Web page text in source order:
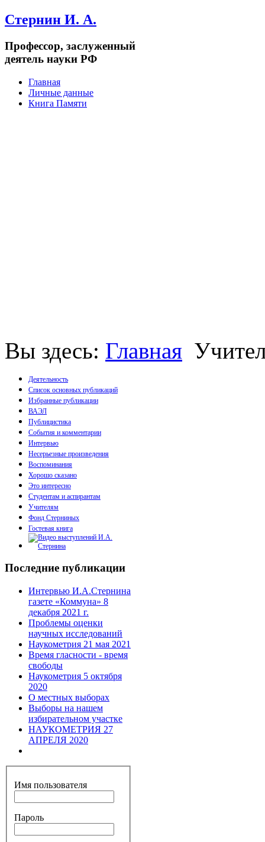
Стернин И. А.
Профессор, заслуженный
деятель науки РФ
Главная
Личные данные
Книга Памяти
Вы здесь: Главная
Деятельность
Список основных публикаций
Монографии
Брошюры
Статьи
Избранные публикации
ВАЭЛ
Публицистика
События и комментарии
Интервью
Несерьезные произведения
Воспоминания
Хорошо сказано
Это интересно
Студентам и аспирантам
Учителям
Фонд Стерниных
Гостевая книга
Последние публикации
Интервью И.А.Стернина
газете «Коммуна» 8
декабря 2021 г.
Проблемы оценки
научных исследований
Наукометрия 21 мая 2021
Время гласности - время
свободы
Наукометрия 5 октября
2020
О местных выборах
Выборы на нашем
избирательном участке
НАУКОМЕТРИЯ 27
АПРЕЛЯ 2020
Имя пользователя
Пароль